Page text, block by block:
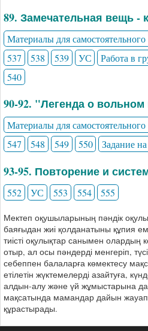
89. Замечательная вещь -
Материалы для
537
538 539 УС Работа в
540
90-92. "Легенда о вольном
Материалы для
547
548 549 550 Задание
93-95. Повторение и
552 УС 553 554 555
Мектеп оқушыларының пәндік
баяғыдан жиі қолданатыны құпия
тиісті оқулықтар санымен олардың
отыр, ал осы пәндерді менгеріп,
себеппен балаларға көмектесу
етілетін жүктемелерді азайтуға,
алдын-алу және үй жұмыстарына
мақсатында мамандар дайын
құрастырады.